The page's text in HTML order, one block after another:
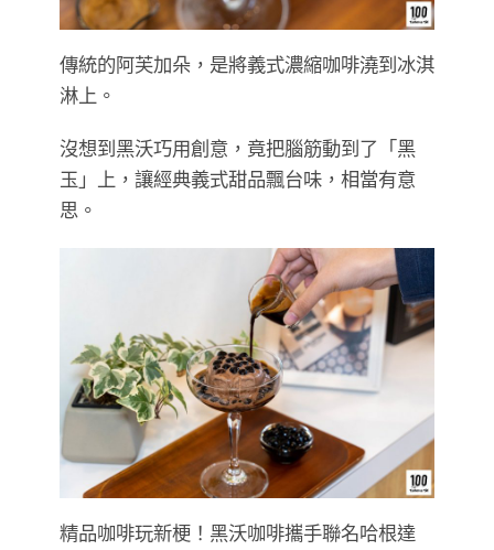
傳統的阿芙加朵，是將義式濃縮咖啡澆到冰淇
淋上。
沒想到黑沃巧用創意，竟把腦筋動到了「黑
玉」上，讓經典義式甜品飄台味，相當有意
思。
精品咖啡玩新梗！黑沃咖啡攜手聯名哈根達